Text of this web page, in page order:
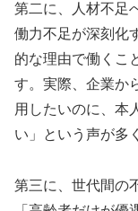
第二に、人材不足
働力不足が深刻化
的な理由で働くこ
す。実際、企業か
用したいのに、本
い」という声が多
第三に、世代間の